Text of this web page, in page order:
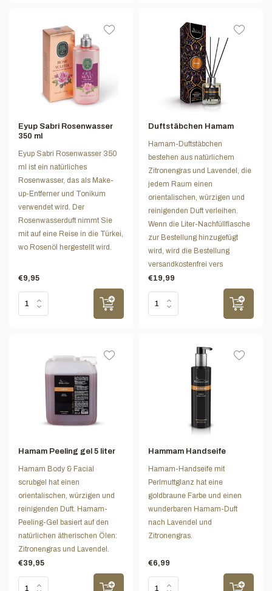
Eyup Sabri Rosenwasser
350 ml
Eyup Sabri Rosenwasser 350
ml ist ein natürliches
Rosenwasser, das als Make-
up-Entferner und Tonikum
verwendet wird. Der
Rosenwasserduft nimmt Sie
mit auf eine Reise in die Türkei,
wo Rosenöl hergestellt wird.
€9,95
Duftstäbchen Hamam
Hamam-Duftstäbchen
bestehen aus natürlichem
Zitronengras und Lavendel, die
jedem Raum einen
orientalischen, würzigen und
reinigenden Duft verleihen.
Wenn die Liter-Nachfüllflasche
zur Bestellung hinzugefügt
wird, wird die Bestellung
versandkostenfrei vers
€19,99
Hamam Peeling gel 5 liter
Hamam Body & Facial
scrubgel hat einen
orientalischen, würzigen und
reinigenden Duft. Hamam-
Peeling-Gel basiert auf den
natürlichen ätherischen Ölen:
Zitronengras und Lavendel.
€39,95
Hammam Handseife
Hamam-Handseife mit
Perlmuttglanz hat eine
goldbraune Farbe und einen
wunderbaren Hamam-Duft
nach Lavendel und
Zitronengras.
€6,99